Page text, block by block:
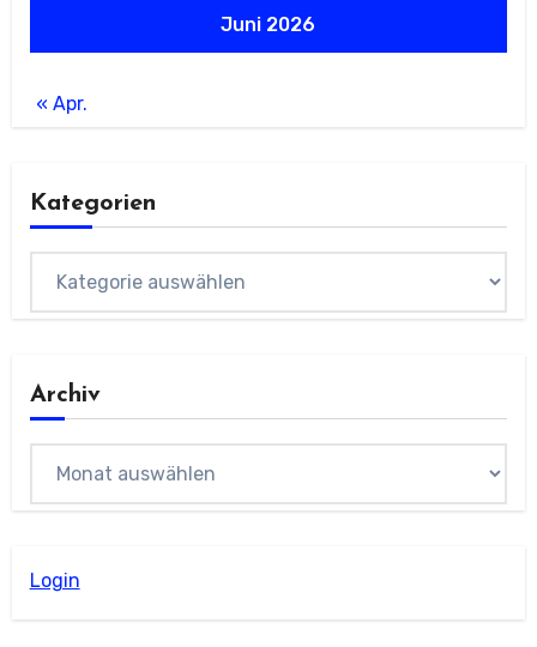
Juni 2026
« Apr.
Kategorien
Archiv
Login